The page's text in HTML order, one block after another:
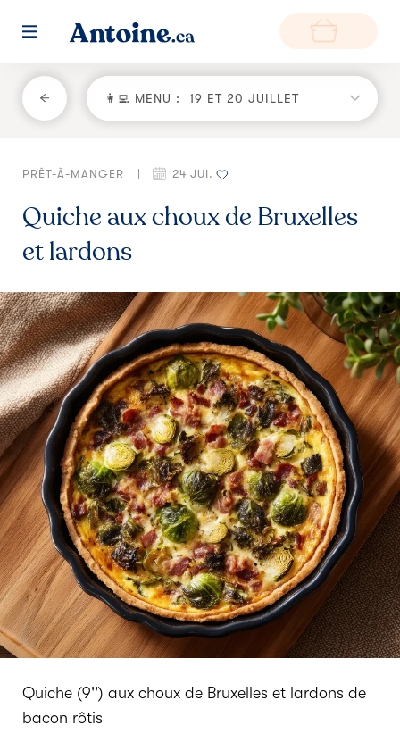
RETOUR
Fonctionnement
Environnement
Producteurs
Zone de livraison
👩‍💻 MENU : 19 ET 20 JUILLET
PRÊT-À-MANGER 24 JUI.
Quiche aux choux de Bruxelles
et lardons
Quiche (9'') aux choux de Bruxelles et lardons de
bacon rôtis